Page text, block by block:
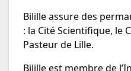
Bilille assure des
: la Cité Scientifique, le
Pasteur de Lille.
Bilille est membre de l’